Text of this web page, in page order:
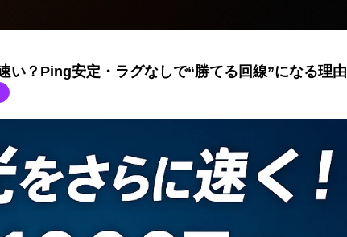
い？Ping安定・ラグなしで“勝てる回線”になる理由